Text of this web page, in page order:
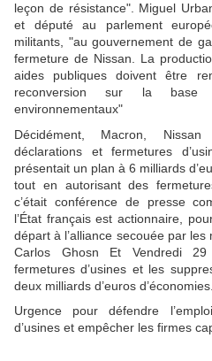
leçon de résistance". Miguel
et député au parlement
militants, "au gouvernement de
fermeture de Nissan. La
aides publiques doivent être
reconversion sur la
environnementaux"
Décidément, Macron,
déclarations et fermetures
présentait un plan à 6 milliards
tout en autorisant des
c’était conférence de presse
l’État français est actionnaire,
départ à l’alliance secouée par les
Carlos Ghosn Et Vendredi
fermetures d’usines et les
deux milliards d’euros d’économies.
Urgence pour défendre
d’usines et empêcher les firmes